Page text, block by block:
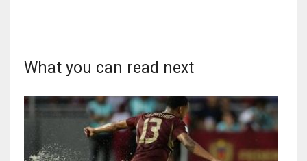
What you can read next